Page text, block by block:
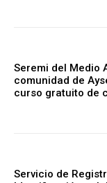
Seremi del Medio
comunidad de
curso gratuito de
Servicio de